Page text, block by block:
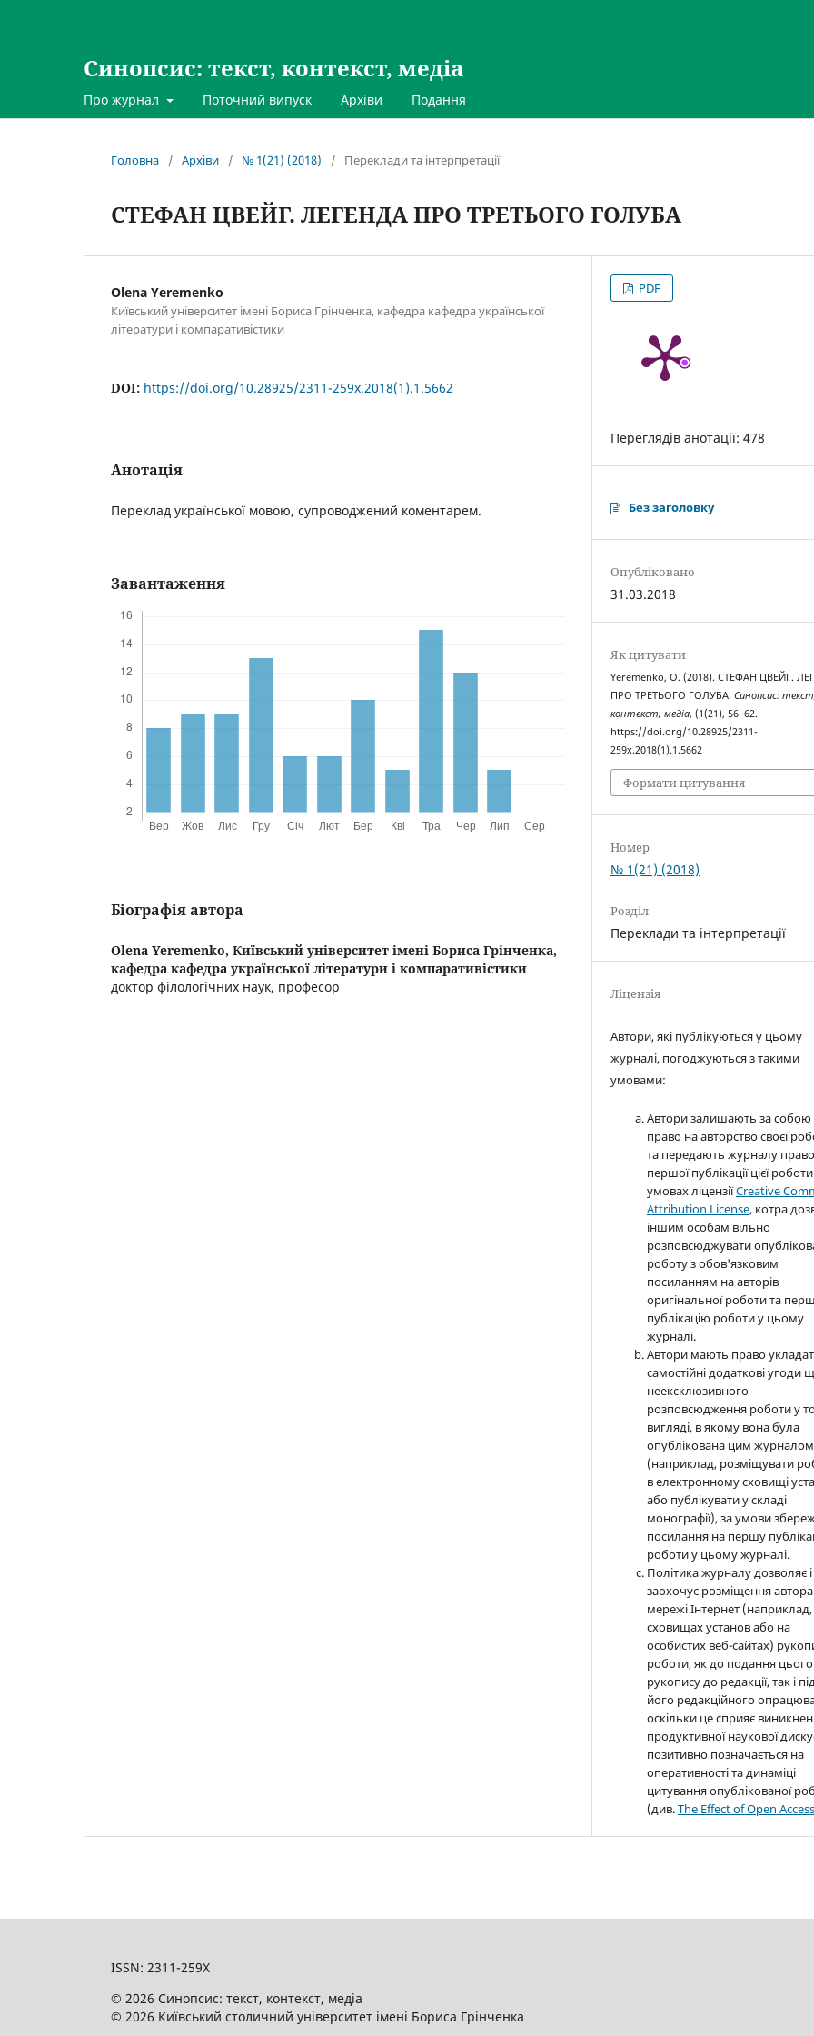
Синопсис: текст, контекст, медіа
Про журнал Поточний випуск Архіви Подання
Головна / Архіви / № 1(21) (2018) / Переклади та інтерпретації
СТЕФАН ЦВЕЙГ. ЛЕГЕНДА ПРО ТРЕТЬОГО ГОЛУБА
Olena Yeremenko
Київський університет імені Бориса Грінченка, кафедра кафедра української
літератури і компаративістики
DOI: https://doi.org/10.28925/2311-259x.2018(1).1.5662
Анотація
Переклад української мовою, супроводжений коментарем.
Завантаження
Біографія автора
Olena Yeremenko, Київський університет імені Бориса Грінченка,
кафедра кафедра української літератури і компаративістики
доктор філологічних наук, професор
PDF
Переглядів анотації: 478
Без заголовку
Опубліковано
31.03.2018
Як цитувати
Yeremenko, O. (2018). СТЕФАН ЦВЕЙГ.
ПРО ТРЕТЬОГО ГОЛУБА.Синопсис:
контекст, медіа, (1(21), 56–62.
https://doi.org/10.28925/2311-
259x.2018(1).1.5662
Формати цитування
Номер
№ 1(21) (2018)
Розділ
Переклади та інтерпретації
Ліцензія
Автори, які публікуються у цьому
журналі, погоджуються з такими
умовами:
Автори залишають за собою
право на авторство своєї
та передають журналу право
першої публікації цієї
умовах ліцензіїCreative
Attribution License, котра
іншим особам вільно
розповсюджувати
роботу з обов'язковим
посиланням на авторів
оригінальної роботи та
публікацію роботи у цьому
журналі.
Автори мають право
самостійні додаткові угоди
неексклюзивного
розповсюдження роботи у
вигляді, в якому вона була
опублікована цим журналом
(наприклад, розміщувати
в електронному сховищі
або публікувати у складі
монографії), за умови
посилання на першу
роботи у цьому журналі.
Політика журналу дозволяє і
заохочує розміщення
мережі Інтернет
сховищах установ або на
особистих веб-сайтах)
роботи, як до подання цього
рукопису до редакції, так і
його редакційного
оскільки це сприяє
продуктивної наукової
позитивно позначається на
оперативності та динаміці
цитування опублікованої
(див.The Effect of Open Access
ISSN: 2311-259X
© 2026 Синопсис: текст, контекст, медіа
© 2026 Київський столичний університет імені Бориса Грінченка